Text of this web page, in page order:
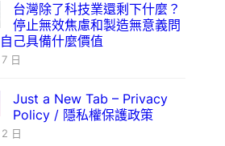
台灣除了科技業還剩下什麼？
停止無效焦慮和製造無意義問
己具備什麼價值
日
Just a New Tab – Privacy
Policy / 隱私權保護政策
日